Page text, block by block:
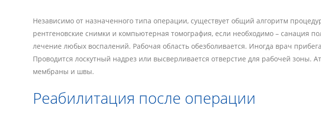
Независимо от назначенного типа операции, существует общий алгоритм
рентгеновские снимки и компьютерная томография, если необходимо – санация
лечение любых воспалений. Рабочая область обезболивается. Иногда врач
Проводится лоскутный надрез или высверливается отверстие для рабочей
мембраны и швы.
Реабилитация после операции